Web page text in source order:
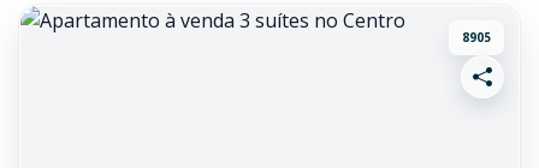
8905